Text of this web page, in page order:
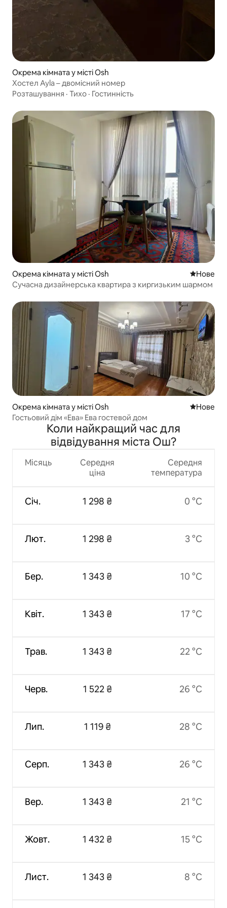
Окрема кімната у місті Osh
Хостел Ayla – двомісний номер
Розташування · Тихо · Гостинність
Окрема кімната у місті Osh Нове
Нове
Сучасна дизайнерська квартира з киргизьким шармом
Окрема кімната у місті Osh Нове
Нове
Гостьовий дім «Ева» Ева гостевой дом
Коли найкращий час для
відвідування міста Ош?
Місяць
Січ.
Лют.
Бер.
Квіт.
Трав.
Черв.
Лип.
Серп.
Вер.
Жовт.
Лист.
Середня
ціна
1 298 ₴
1 298 ₴
1 343 ₴
1 343 ₴
1 343 ₴
1 522 ₴
1 119 ₴
1 343 ₴
1 343 ₴
1 432 ₴
1 343 ₴
Середня
температура
0 °C
3 °C
10 °C
17 °C
22 °C
26 °C
28 °C
26 °C
21 °C
15 °C
8 °C